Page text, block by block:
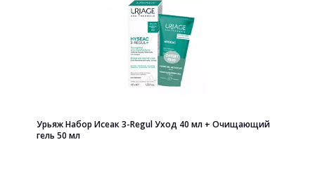
Урьяж Набор Исеак 3-Regul Уход 40 мл + Очищающий
гель 50 мл